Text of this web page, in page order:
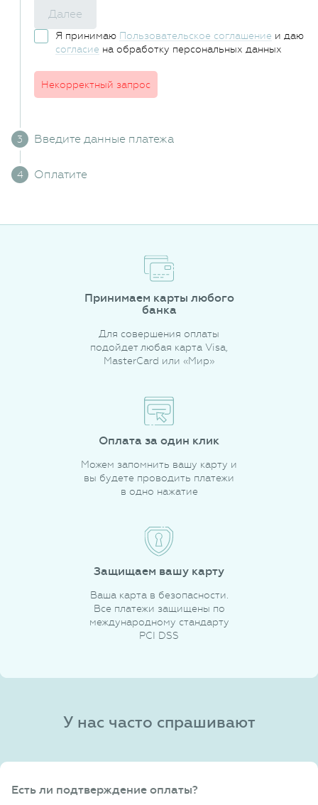
Далее
Я принимаю Пользовательское соглашение и даю
согласие на обработку персональных данных
Некорректный запрос
Введите данные платежа
Оплатите
Принимаем карты любого
банка
Для совершения оплаты
подойдет любая карта Visa,
MasterCard или «Мир»
Оплата за один клик
Можем запомнить вашу карту и
вы будете проводить платежи
в одно нажатие
Защищаем вашу карту
Ваша карта в безопасности.
Все платежи защищены по
международному стандарту
PCI DSS
У нас часто спрашивают
Есть ли подтверждение оплаты?